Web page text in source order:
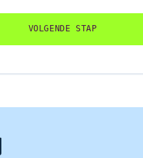
VOLGENDE STAP